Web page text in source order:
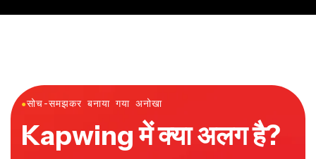
●सोच-समझकर बनाया गया अनोखा
Kapwing में क्या अलग है?